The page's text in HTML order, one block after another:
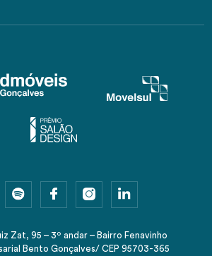
Zat, 95 – 3º andar – Bairro Fenavinho
Bento Gonçalves/ CEP 95703-365